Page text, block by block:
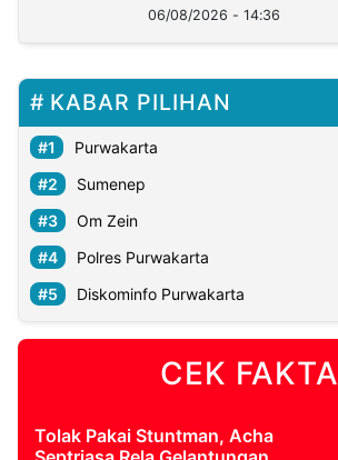
06/08/2026 - 14:36
KABAR PILIHAN
Purwakarta
Sumenep
Om Zein
Polres Purwakarta
Diskominfo Purwakarta
CEK FAKTA
Tolak Pakai Stuntman, Acha